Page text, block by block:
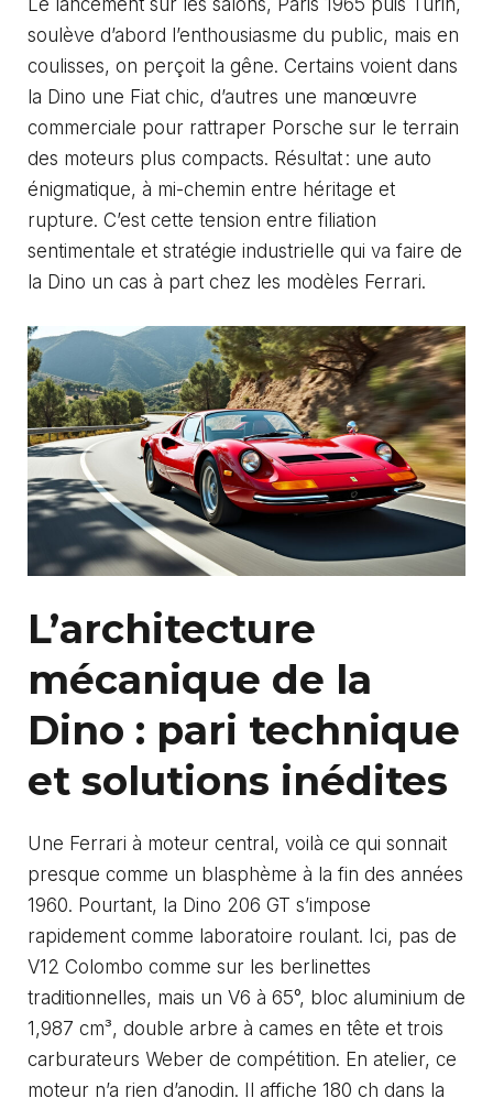
Le lancement sur les salons, Paris 1965 puis Turin,
soulève d’abord l’enthousiasme du public, mais en
coulisses, on perçoit la gêne. Certains voient dans
la Dino une Fiat chic, d’autres une manœuvre
commerciale pour rattraper Porsche sur le terrain
des moteurs plus compacts. Résultat : une auto
énigmatique, à mi-chemin entre héritage et
rupture. C’est cette tension entre filiation
sentimentale et stratégie industrielle qui va faire de
la Dino un cas à part chez les modèles Ferrari.
L’architecture
mécanique de la
Dino : pari technique
et solutions inédites
Une Ferrari à moteur central, voilà ce qui sonnait
presque comme un blasphème à la fin des années
1960. Pourtant, la Dino 206 GT s’impose
rapidement comme laboratoire roulant. Ici, pas de
V12 Colombo comme sur les berlinettes
traditionnelles, mais un V6 à 65°, bloc aluminium de
1,987 cm³, double arbre à cames en tête et trois
carburateurs Weber de compétition. En atelier, ce
moteur n’a rien d’anodin. Il affiche 180 ch dans la